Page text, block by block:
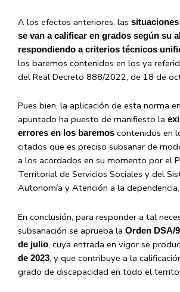
A los efectos anteriores, las situaciones
se van a calificar en grados según su
respondiendo a criterios técnicos
los baremos contenidos en los ya
del Real Decreto 888/2022, de 18 de
Pues bien, la aplicación de esta norma
apuntado ha puesto de manifiesto la
errores en los baremos contenidos en
citados que es preciso subsanar de
a los acordados en su momento por el
Territorial de Servicios Sociales y del
Autonomía y Atención a la dependencia.
En conclusión, para responder a tal
subsanación se aprueba la Orden DSA/
de julio, cuya entrada en vigor se
de 2023, y que contribuye a la
grado de discapacidad en todo el